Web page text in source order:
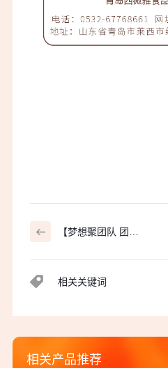
【梦想聚团队 团队
相关关键词
相关产品推荐